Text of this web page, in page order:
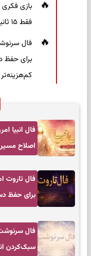
بازی
فقط ۱۵ ثانیه برای پیداکردنش وقت دارید
برای حفظ
کم‌هزینه‌تر
اصلاح
برای حفظ
سبک‌کردن